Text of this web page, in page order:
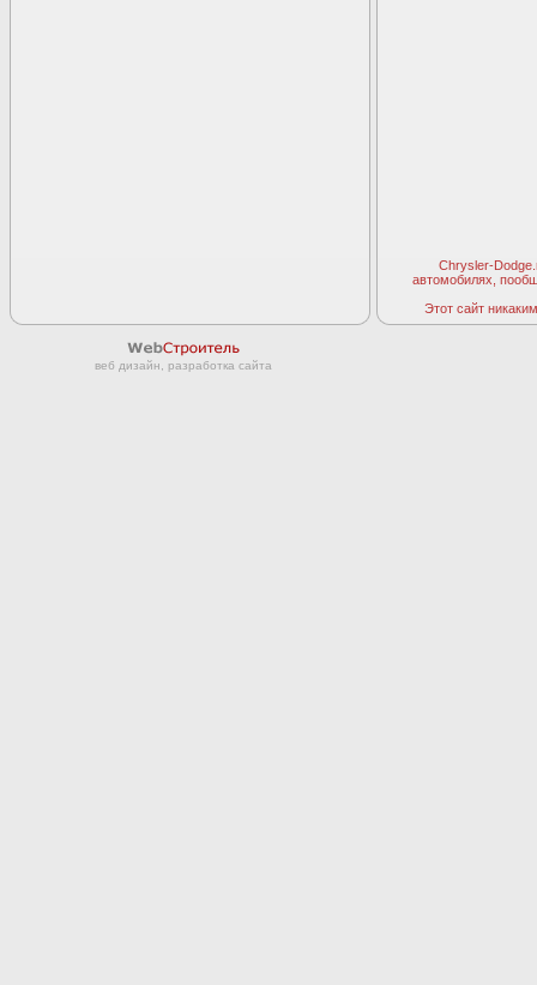
Chrysler-
автомобилях,
Этот сайт
веб дизайн, разработка сайта